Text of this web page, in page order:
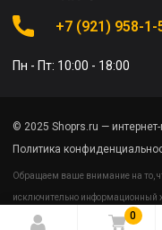
0
+7 (921) 958-1-
Пн - Пт: 10:00 - 18:00
© 2025 Shoprs.ru —
Политика
Обращаем ваше внимание на то,
исключительно информационный
публичной офертой